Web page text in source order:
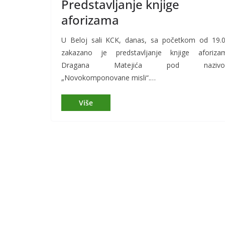
Predstavljanje knjige
aforizama
U Beloj sali KCK, danas, sa početkom od
zakazano je predstavljanje knjige
Dragana Matejića pod
„Novokomponovane misli“.…